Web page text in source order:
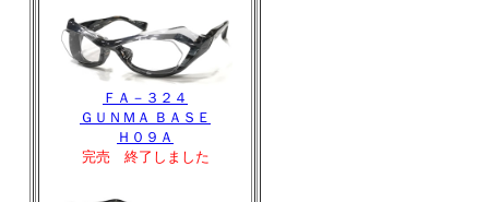
ＦＡ－３２４
ＧＵＮＭＡ ＢＡＳＥ
Ｈ０９Ａ
完売 終了しました